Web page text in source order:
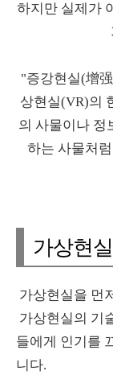
하지만 실제가
"증강현실(增
상현실(VR)의
의 사물이나 정
하는 사물처
가상현
가상현실을 먼
가상현실의 기
들에게 인기를
니다.